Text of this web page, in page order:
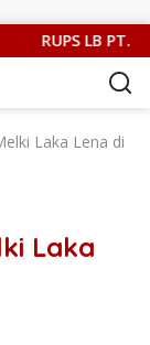
RUPS LB PT.
Laka Lena di
Laka